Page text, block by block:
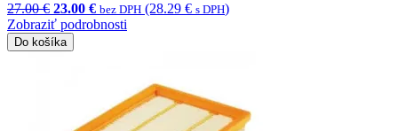
27.00 € 23.00 € bez DPH (28.29 € s DPH)
Zobraziť podrobnosti
Do košíka